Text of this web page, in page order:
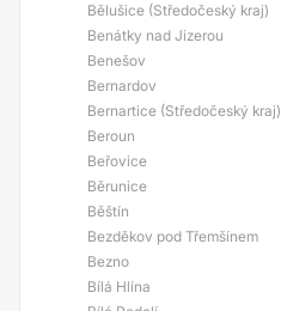
Bělušice (Středočeský kraj)
Benátky nad Jizerou
Benešov
Bernardov
Bernartice (Středočeský kraj)
Beroun
Beřovice
Běrunice
Běštín
Bezděkov pod Třemšínem
Bezno
Bílá Hlína